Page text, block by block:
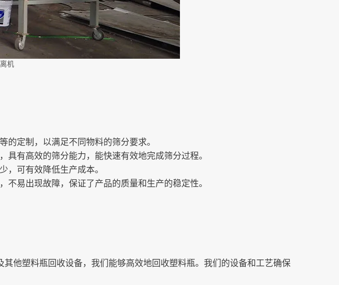
机
定制，以满足不同物料的筛分要求。
有高效的筛分能力，能快速有效地完成筛分过程。
，可有效降低生产成本。
易出现故障，保证了产品的质量和生产的稳定性。
他塑料瓶回收设备，我们能够高效地回收塑料瓶。我们的设备和工艺确保